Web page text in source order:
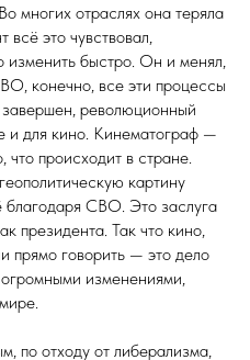
многих отраслях она теряла
это чувствовал,
быстро. Он и менял,
конечно, все эти процессы
революционный
и для кино. Кинематограф —
что происходит в стране.
картину
благодаря СВО. Это заслуга
президента. Так что кино,
прямо говорить — это дело
изменениями,
по отходу от либерализма,